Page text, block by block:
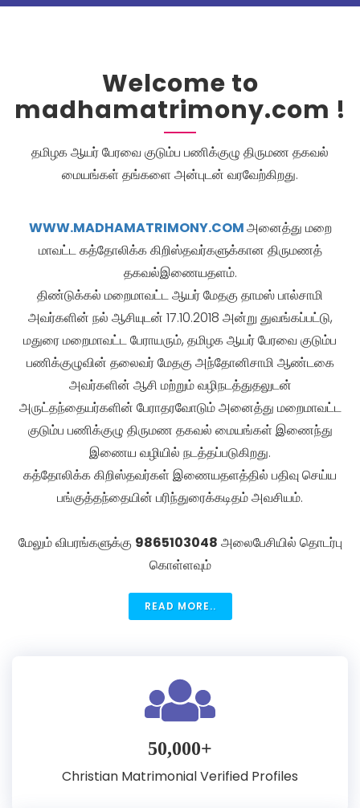
Welcome to
madhamatrimony.com !
தமிழக ஆயர் பேரவை குடும்ப பணிக்குழு திருமண தகவல்
மையங்கள் தங்களை அன்புடன் வரவேற்கிறது.
WWW.MADHAMATRIMONY.COMஅனைத்து மறை
மாவட்ட கத்தோலிக்க கிறிஸ்தவர்களுக்கான திருமணத்
தகவல்இணையதளம்.
திண்டுக்கல் மறைமாவட்ட ஆயர் மேதகு தாமஸ் பால்சாமி
அவர்களின் நல் ஆசியுடன் 17.10.2018 அன்று துவங்கப்பட்டு,
மதுரை மறைமாவட்ட பேராயரும், தமிழக ஆயர் பேரவை குடும்ப
பணிக்குழுவின் தலைவர் மேதகு அந்தோனிசாமி ஆண்டகை
அவர்களின் ஆசி மற்றும் வழிநடத்துதலுடன்
அருட்தந்தையர்களின் பேராதரவோடும் அனைத்து மறைமாவட்ட
குடும்ப பணிக்குழு திருமண தகவல் மையங்கள் இணைந்து
இணைய வழியில் நடத்தப்படுகிறது.
கத்தோலிக்க கிறிஸ்தவர்கள் இணையதளத்தில் பதிவு செய்ய
பங்குத்தந்தையின் பரிந்துரைக்கடிதம் அவசியம்.
மேலும் விபரங்களுக்கு 9865103048 அலைபேசியில் தொடர்பு
கொள்ளவும்
READ MORE..
50,000+
Christian Matrimonial Verified Profiles